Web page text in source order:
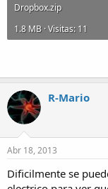
Dropbox.zip
1.8 MB · Visitas: 11
R-Mario
Abr 18, 2013
Dificilmente se